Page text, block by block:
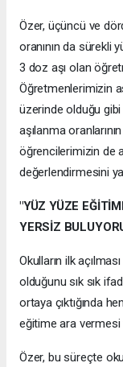
Özer, üçüncü ve
oranının da sürekli
3 doz aşı olan
Öğretmenlerimizin
üzerinde olduğu
aşılanma
öğrencilerimizin de
değerlendirmesini
"YÜZ YÜZE
YERSİZ
Okulların ilk
olduğunu sık sık
ortaya çıktığında
eğitime ara vermesi
Özer, bu süreçte